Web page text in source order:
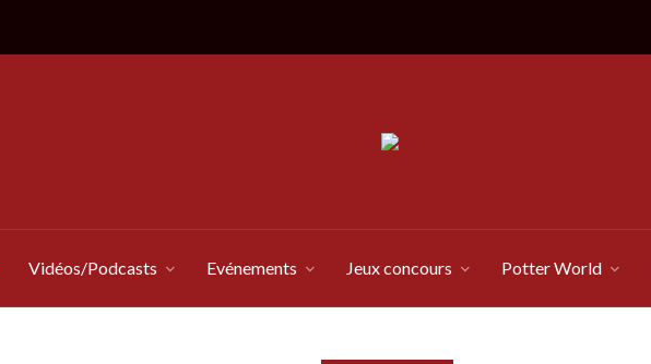
Vidéos/Podcasts Evénements Jeux concours Potter World